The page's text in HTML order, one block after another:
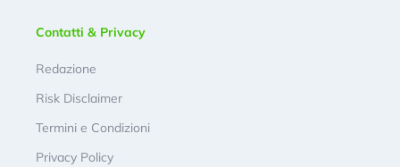
Contatti & Privacy
Redazione
Risk Disclaimer
Termini e Condizioni
Privacy Policy